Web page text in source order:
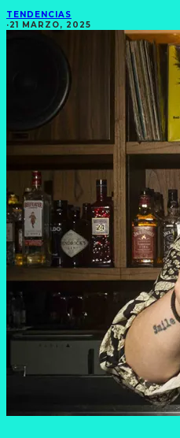
TENDENCIAS
·21 MARZO, 2025